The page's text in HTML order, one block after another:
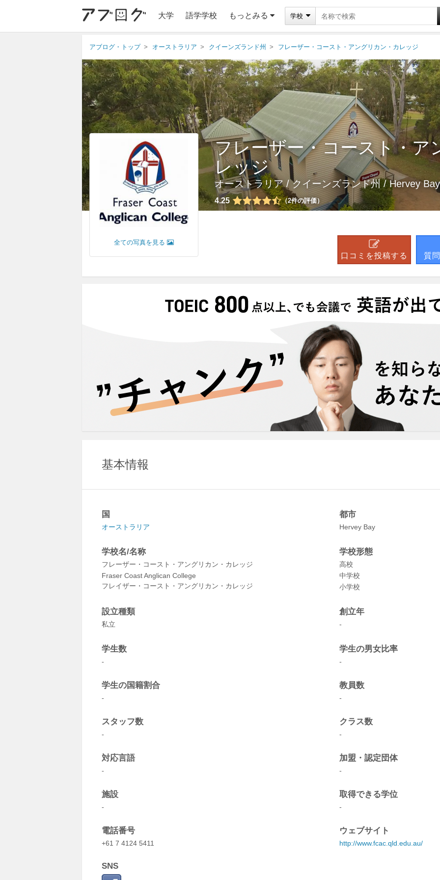
大学 語学学校 もっとみる 学校
アブログ・トップ オーストラリア クイーンズランド州 フレーザー・コースト・アングリカン・カレッジ
全ての写真を見る
フレーザー・コースト・ア
レッジ
オーストラリア/クイーンズランド州 / Hervey Bay
4.25 2件の評価
口コミを投稿する 質
基本情報
国
オーストラリア
都市
Hervey Bay
学校名/名称
フレーザー・コースト・アングリカン・カレッジ
Fraser Coast Anglican College
フレイザー・コースト・アングリカン・カレッジ
学校形態
高校
中学校
小学校
設立種類
私立
創立年
-
学生数
-
学生の男女比率
-
学生の国籍割合
-
教員数
-
スタッフ数
-
クラス数
-
対応言語
-
加盟・認定団体
-
施設
-
取得できる学位
-
電話番号
+61 7 4124 5411
ウェブサイト
http://www.fcac.qld.edu.au/
SNS